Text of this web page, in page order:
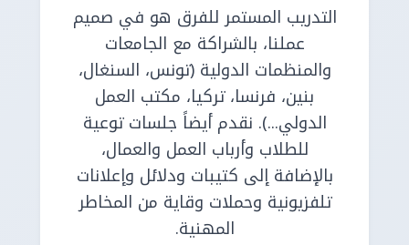
التدريب المستمر للفرق هو في صميم
عملنا، بالشراكة مع الجامعات
والمنظمات الدولية (تونس، السنغال،
بنين، فرنسا، تركيا، مكتب العمل
الدولي...). نقدم أيضاً جلسات توعية
للطلاب وأرباب العمل والعمال،
بالإضافة إلى كتيبات ودلائل وإعلانات
تلفزيونية وحملات وقاية من المخاطر
المهنية.